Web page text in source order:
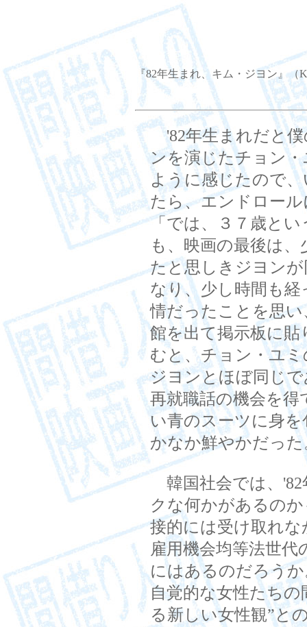
『82年生まれ、キム・ジヨン』（
'82年生まれだと
ンを演じたチョン
ように感じたので
たら、エンドロー
「では、３７歳と
も、映画の最後は
たと思しきジヨン
なり、少し時間も
情だったことを思
館を出て掲示板に
むと、チョン・ユ
ジヨンとほぼ同じ
再就職話の機会を
い青のスーツに身
かなか鮮やかだった
韓国社会では、'82
クな何かがあるの
接的には受け取れ
雇用機会均等法世
にはあるのだろうか
自覚的な女性たち
る新しい女性観”と